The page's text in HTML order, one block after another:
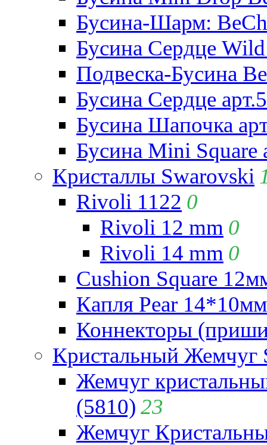
Бусина-Шарм:
Бусина Сердце
Подвеска-Бусина
Бусина Сердце
Бусина Шапочка
Бусина Mini Square
Кристаллы Swarovski
Rivoli 1122 0
Rivoli 12 mm 0
Rivoli 14 mm 0
Cushion Square
Капля Pear
Коннекторы
Кристальный Жемчуг
Жемчуг
(5810) 23
Жемчуг